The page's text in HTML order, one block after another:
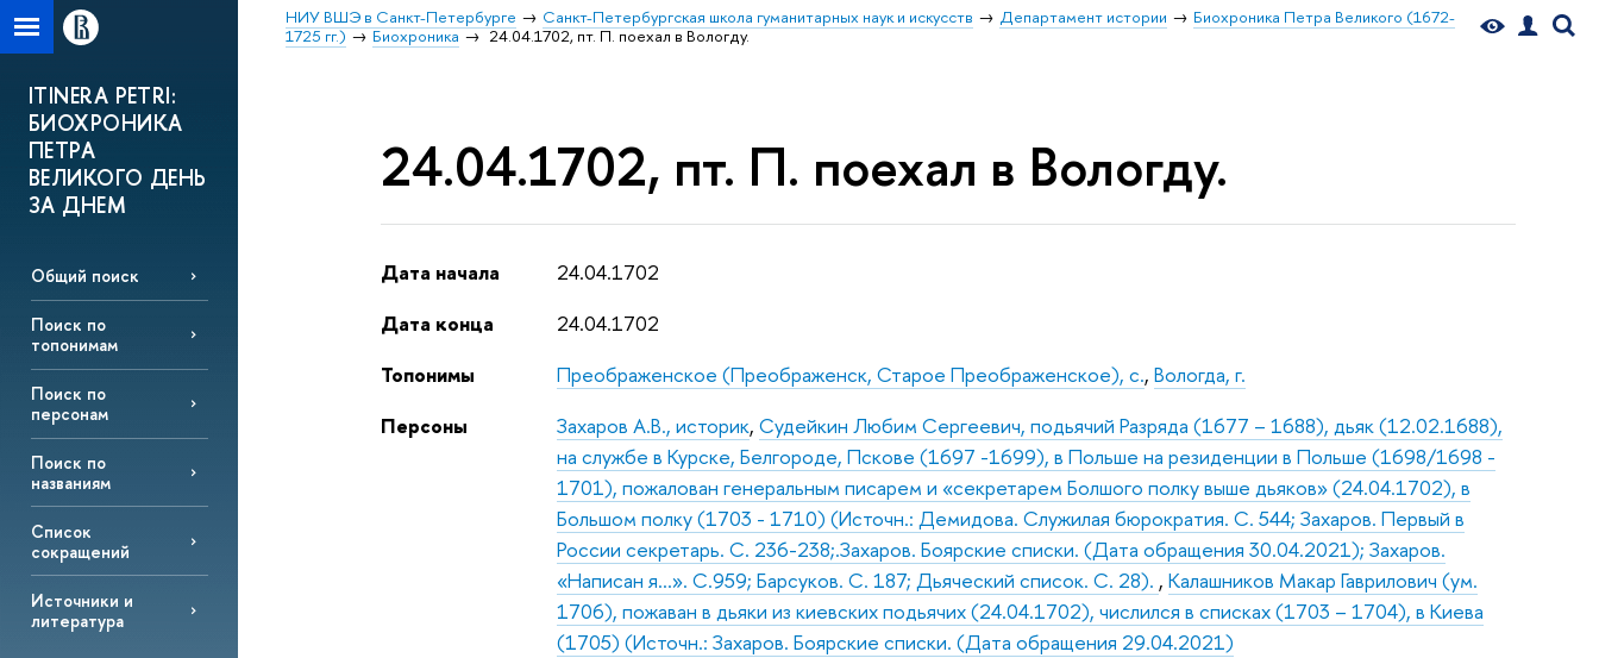
НИУ ВШЭ в Санкт-Петербурге Санкт-Петербургская школа гуманитарных наук и искусств Департамент истории
Биохроника Петра Великого (1672-
1725 гг.)
Биохроника 24.04.1702, пт. П. поехал в Вологду.
ITINERA PETRI:
БИОХРОНИКА
ПЕТРА
ВЕЛИКОГО ДЕНЬ
ЗА ДНЕМ
Общий поиск
Поиск по
топонимам
Поиск по
персонам
Поиск по
названиям
Список
сокращений
Источники и
литература
24.04.1702, пт. П. поехал в Вологду.
Дата начала
24.04.1702
Дата конца
24.04.1702
Топонимы
Преображенское (Преображенск, Старое Преображенское), с.,Вологда, г.
Персоны
Захаров А.В., историк,Судейкин Любим Сергеевич, подьячий Разряда (1677 – 1688), дьяк (12.02.1688),
на службе в Курске, Белгороде, Пскове (1697 -1699), в Польше на резиденции в Польше (1698/1698 -
1701), пожалован генеральным писарем и «секретарем Болшого полку выше дьяков» (24.04.1702), в
Большом полку (1703 - 1710) (Источн.: Демидова. Служилая бюрократия. С. 544; Захаров. Первый в
России секретарь. С. 236-238;.Захаров. Боярские списки. (Дата обращения 30.04.2021); Захаров.
«Написан я…». С.959; Барсуков. С. 187; Дьяческий список. С. 28). ,Калашников Макар Гаврилович (ум.
1706), пожаван в дьяки из киевских подьячих (24.04.1702), числился в списках (1703 – 1704), в Киева
(1705) (Источн.: Захаров. Боярские списки. (Дата обращения 29.04.2021)